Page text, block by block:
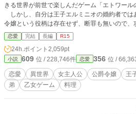
きる世界が前世で楽しんだゲーム「エトワール
しかし、自分は王子エルミニオの婚約者では
令嬢という役柄は存在せず、断罪も無いので
穏便に生きて行けば大丈夫と、生きることを楽しむこ
しい、うにが食べたい。 レオカディアが何か「おねだり」するたびに、アギ
ルレ領は、周りの領をも巻き込んで豊かになっていく。 既にゲー
展開になっている人間関係、その学院で、ゲー
攻略を開始するのだが・・・・・？ 小説家になろうにも掲載しています。 本編
完結済み。 続きのお話を、掲載中です。 続き
恋愛 完結 長編 R15
24h.ポイント 2,059pt
小説 609 位 / 228,746件 恋愛 356 位 /
恋愛 異世界 女主人公 公爵令嬢 王
弟
乙女ゲーム 料理